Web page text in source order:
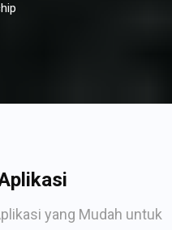
yang Mudah untuk